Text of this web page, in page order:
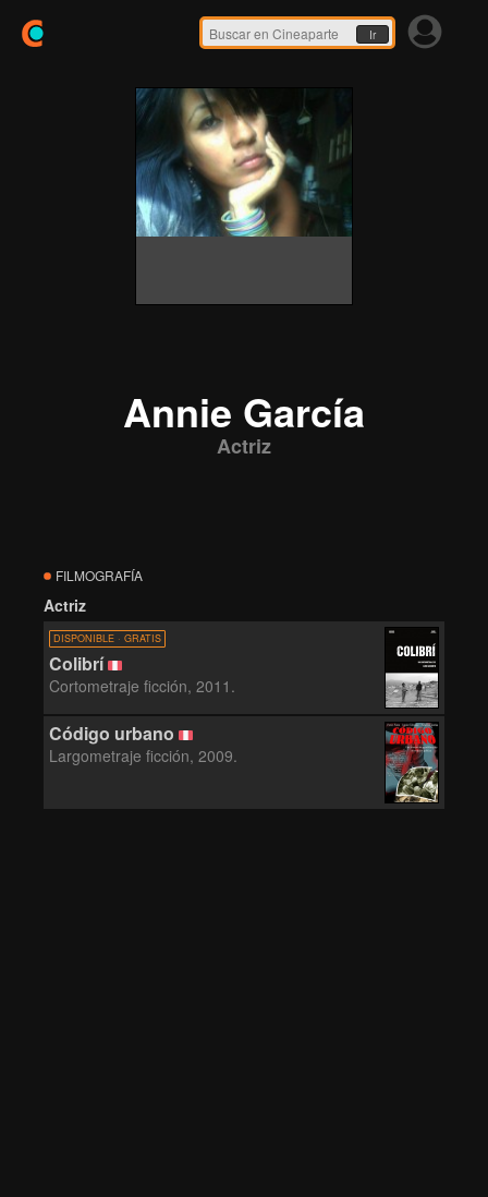
Ir
Annie García
Actriz
FILMOGRAFÍA
Actriz
DISPONIBLE · GRATIS
Colibrí
Cortometraje ficción, 2011.
Código urbano
Largometraje ficción, 2009.